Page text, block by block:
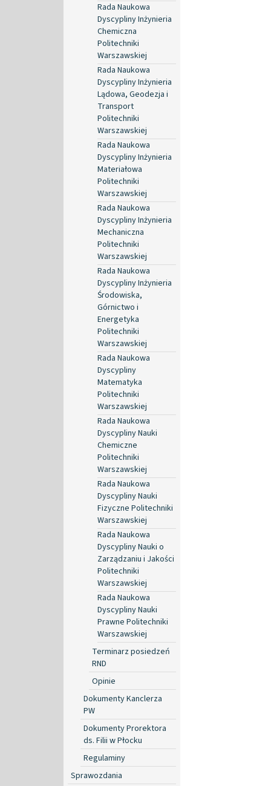
Rada Naukowa
Dyscypliny Inżynieria
Chemiczna
Politechniki
Warszawskiej
Rada Naukowa
Dyscypliny Inżynieria
Lądowa, Geodezja i
Transport
Politechniki
Warszawskiej
Rada Naukowa
Dyscypliny Inżynieria
Materiałowa
Politechniki
Warszawskiej
Rada Naukowa
Dyscypliny Inżynieria
Mechaniczna
Politechniki
Warszawskiej
Rada Naukowa
Dyscypliny Inżynieria
Środowiska,
Górnictwo i
Energetyka
Politechniki
Warszawskiej
Rada Naukowa
Dyscypliny
Matematyka
Politechniki
Warszawskiej
Rada Naukowa
Dyscypliny Nauki
Chemiczne
Politechniki
Warszawskiej
Rada Naukowa
Dyscypliny Nauki
Fizyczne Politechniki
Warszawskiej
Rada Naukowa
Dyscypliny Nauki o
Zarządzaniu i Jakości
Politechniki
Warszawskiej
Rada Naukowa
Dyscypliny Nauki
Prawne Politechniki
Warszawskiej
Terminarz posiedzeń
RND
Opinie
Dokumenty Kanclerza
PW
Dokumenty Prorektora
ds. Filii w Płocku
Regulaminy
Sprawozdania